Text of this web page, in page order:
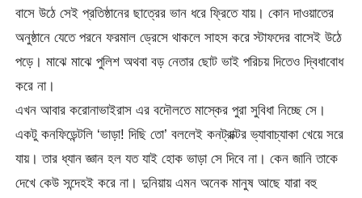
বাসে উঠে সেই প্রতিষ্ঠানের ছাত্রের ভান ধরে ফ্রিতে যায়। কোন দাওয়াতের
অনুষ্ঠানে যেতে পরনে ফরমাল ড্রেসে থাকলে সাহস করে স্টাফদের বাসেই উঠে
পড়ে। মাঝে মাঝে পুলিশ অথবা বড় নেতার ছোট ভাই পরিচয় দিতেও দ্বিধাবোধ
করে না।
এখন আবার করোনাভাইরাস এর বদৌলতে মাস্কের পুরা সুবিধা নিচ্ছে সে।
একটু কনফিডেন্টলি ‘ভাড়া! দিছি তো’ বললেই কনট্রাক্টর ভ্যাবাচ্যাকা খেয়ে সরে
যায়। তার ধ্যান জ্ঞান হল যত যাই হোক ভাড়া সে দিবে না। কেন জানি তাকে
দেখে কেউ সন্দেহই করে না। দুনিয়ায় এমন অনেক মানুষ আছে যারা বহু